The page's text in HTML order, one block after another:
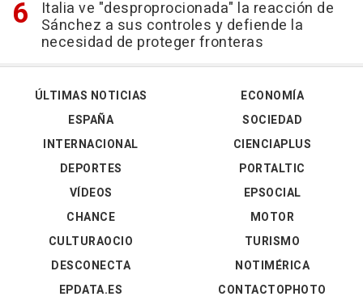
Italia ve "desproprocionada" la reacción de
Sánchez a sus controles y defiende la
necesidad de proteger fronteras
ÚLTIMAS NOTICIAS
ESPAÑA
INTERNACIONAL
DEPORTES
VÍDEOS
ECONOMÍA
SOCIEDAD
CIENCIAPLUS
PORTALTIC
EPSOCIAL
CHANCE
CULTURAOCIO
DESCONECTA
EPDATA.ES
MOTOR
TURISMO
NOTIMÉRICA
CONTACTOPHOTO